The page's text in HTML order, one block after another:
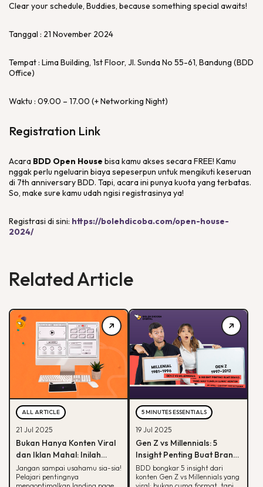
Clear your schedule, Buddies, because something special awaits!
Tanggal : 21 November 2024
Tempat : Lima Building, 1st Floor, Jl. Sunda No 55-61, Bandung (BDD
Office)
Waktu : 09.00 – 17.00 (+Networking Night)
Registration Link
Acara BDD Open House bisa kamu akses secara FREE! Kamu
nggak perlu ngeluarin biaya sepeserpun untuk mengikuti keseruan
di 7th anniversaryBDD. Tapi, acara ini punya kuota yang terbatas.
So, make sure kamu udah ngisi registrasinya ya!
Registrasi di sini: https://bolehdicoba.com/open-house-
2024/
Related Article
ALL ARTICLE
21 Jul 2025
Bukan Hanya Konten Viral
dan Iklan Mahal: Inilah
Peran Krusial Landing
Page dalam Digital
Jangan sampai usahamu sia-sia!
Pelajari pentingnya
5 MINUTES ESSENTIALS
19 Jul 2025
Gen Z vs Millennials: 5
Insight Penting Buat Brand
yang Mau Tumbuh Lewat
Konten
BDD bongkar 5 insight dari
konten Gen Z vs Millennials yang